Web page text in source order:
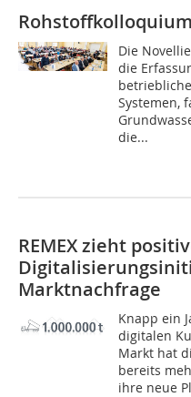
Die
die
Systemen,
die...
REMEX zieht
Marktnachfrage
Knapp ein
digitalen
Markt hat
bereits
ihre neue